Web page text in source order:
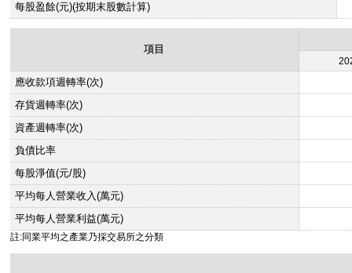
每股盈餘(元)(按期末股數計算)
項目
應收款項週轉率(次)
存貨週轉率(次)
資產週轉率(次)
負債比率
每股淨值(元/股)
平均每人營業收入(萬元)
平均每人營業利益(萬元)
註:同業平均之產業乃採交易所之分類